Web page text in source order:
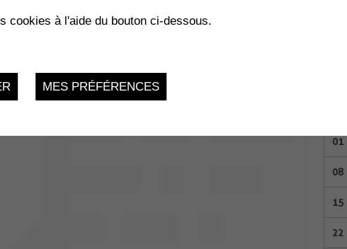
le-Grand 1 Mercredi 20 Septembre 2023, 9h-11h
Muraz Mercredi 20 Septembre 2023, 15h
01
08
15
22
cookies à l'aide du bouton ci-dessous.
MES PRÉFÉRENCES